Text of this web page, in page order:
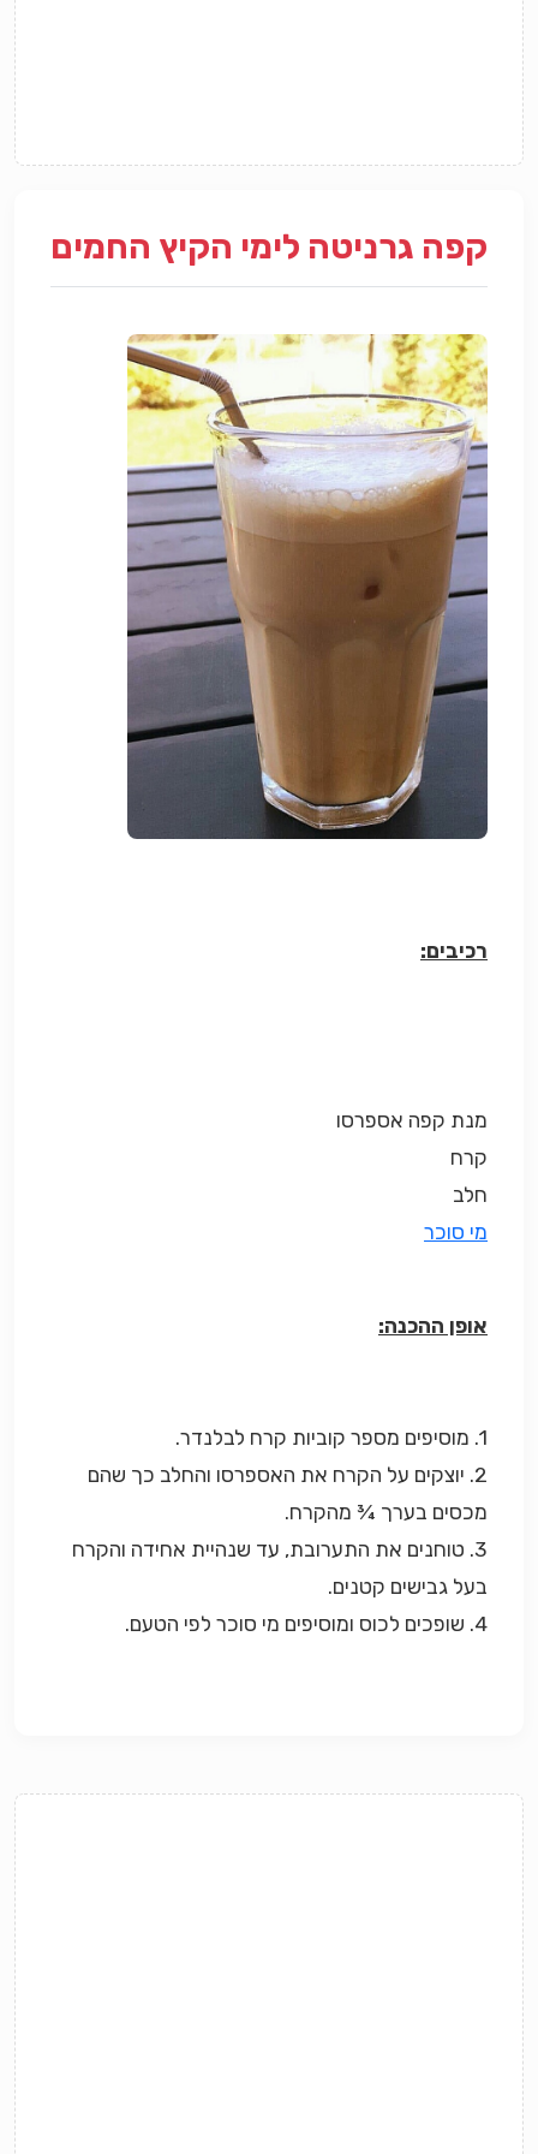
קפה גרניטה לימי הקיץ החמים
רכיבים:
מנת קפה אספרסו
קרח
חלב
מי סוכר
אופן ההכנה:
1. מוסיפים מספר קוביות קרח לבלנדר.
2. יוצקים על הקרח את האספרסו והחלב כך שהם
מכסים בערך ¾ מהקרח.
3. טוחנים את התערובת, עד שנהיית אחידה והקרח
בעל גבישים קטנים.
4. שופכים לכוס ומוסיפים מי סוכר לפי הטעם.